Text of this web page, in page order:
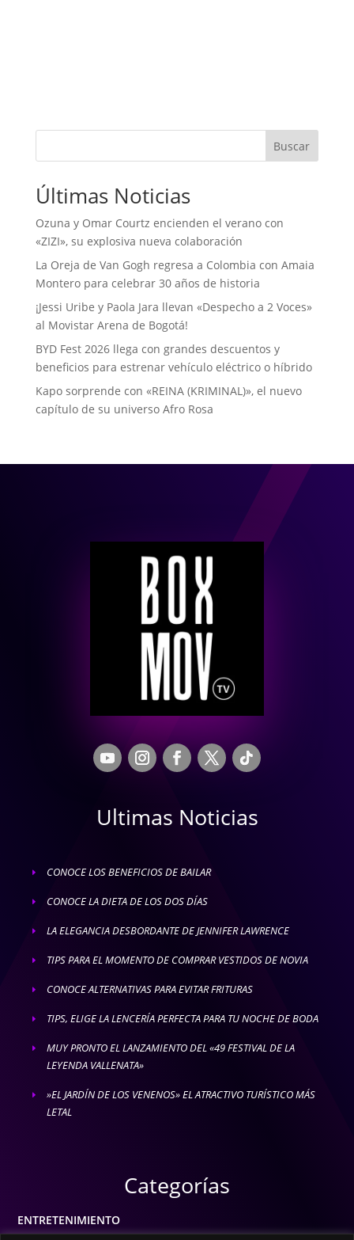
Buscar
Últimas Noticias
Ozuna y Omar Courtz encienden el verano con
«ZIZI», su explosiva nueva colaboración
La Oreja de Van Gogh regresa a Colombia con Amaia
Montero para celebrar 30 años de historia
¡Jessi Uribe y Paola Jara llevan «Despecho a 2 Voces»
al Movistar Arena de Bogotá!
BYD Fest 2026 llega con grandes descuentos y
beneficios para estrenar vehículo eléctrico o híbrido
Kapo sorprende con «REINA (KRIMINAL)», el nuevo
capítulo de su universo Afro Rosa
Ultimas Noticias
E CONOCE LOS BENEFICIOS DE BAILAR
E CONOCE LA DIETA DE LOS DOS DÍAS
E LA ELEGANCIA DESBORDANTE DE JENNIFER LAWRENCE
E TIPS PARA EL MOMENTO DE COMPRAR VESTIDOS DE NOVIA
E CONOCE ALTERNATIVAS PARA EVITAR FRITURAS
E TIPS, ELIGE LA LENCERÍA PERFECTA PARA TU NOCHE DE BODA
E
MUY PRONTO EL LANZAMIENTO DEL «49 FESTIVAL DE LA
LEYENDA VALLENATA»
E
»EL JARDÍN DE LOS VENENOS» EL ATRACTIVO TURÍSTICO MÁS
LETAL
Categorías
ENTRETENIMIENTO